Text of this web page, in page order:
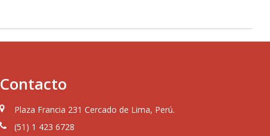
Contacto
Plaza Francia 231 Cercado de Lima, Perú.
(51) 1 423 6728